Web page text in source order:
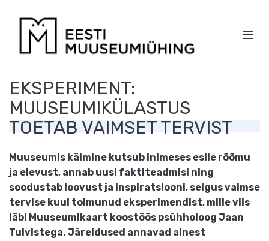
KÜLGPAANI
NAVIGATSIOON
EKSPERIMENT:
MUUSEUMIKÜLASTUS
TOETAB VAIMSET TERVIST
Muuseumis käimine kutsub inimeses esile rõõmu
ja elevust, annab uusi faktiteadmisi ning
soodustab loovust ja inspiratsiooni, selgus vaimse
tervise kuul toimunud eksperimendist, mille viis
läbi Muuseumikaart koostöös psühholoog Jaan
Tulvistega. Järeldused annavad ainest